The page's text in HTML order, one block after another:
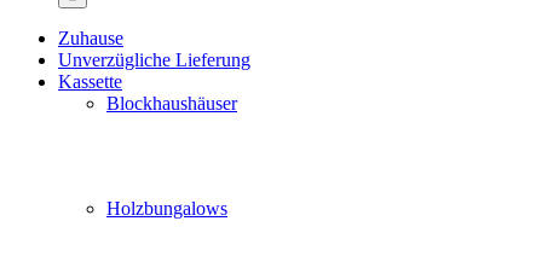
Zuhause
Unverzügliche Lieferung
Kassette
Blockhaushäuser
Holzbungalows